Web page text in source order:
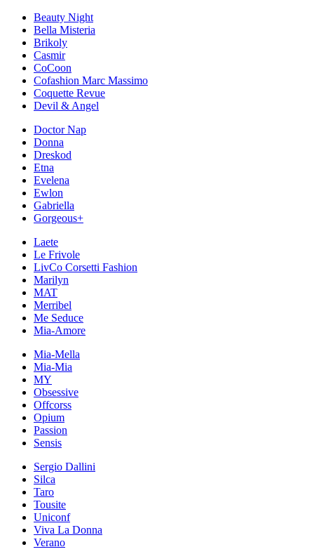
Beauty Night
Bella Misteria
Brikoly
Casmir
CoCoon
Cofashion Marc Massimo
Coquette Revue
Devil & Angel
Doctor Nap
Donna
Dreskod
Etna
Evelena
Ewlon
Gabriella
Gorgeous+
Laete
Le Frivole
LivCo Corsetti Fashion
Marilyn
MAT
Merribel
Me Seduce
Mia-Amore
Mia-Mella
Mia-Mia
MY
Obsessive
Offcorss
Opium
Passion
Sensis
Sergio Dallini
Silca
Taro
Tousite
Uniconf
Viva La Donna
Verano